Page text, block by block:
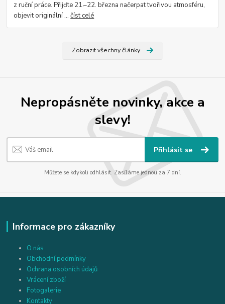
z ruční práce. Přijďte 21.–22. března načerpat tvořivou atmosféru,
objevit originální ...číst celé
Zobrazit všechny články
Nepropásněte novinky, akce a
slevy!
Přihlásit se
Můžete se kdykoli odhlásit. Zasíláme jednou za 7 dní.
Informace pro zákazníky
O nás
Obchodní podmínky
Ochrana osobních údajů
Vrácení zboží
Fotogalerie
Kontakty